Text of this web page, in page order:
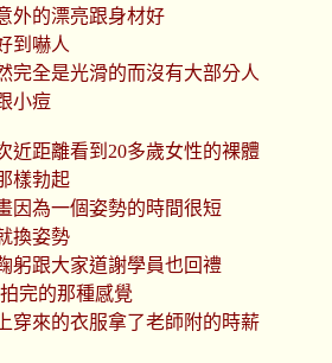
外的漂亮跟身材好
到嚇人
完全是光滑的而沒有大部分人
小痘
近距離看到20多歲女性的裸體
樣勃起
因為一個姿勢的時間很短
換姿勢
躬跟大家道謝學員也回禮
完的那種感覺
穿來的衣服拿了老師附的時薪